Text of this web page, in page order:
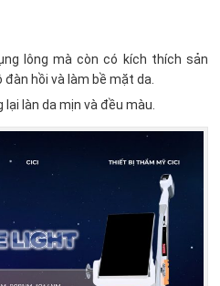
lông mà còn có kích thích sản
hồi và làm bề mặt da.
lại làn da mịn và đều màu.